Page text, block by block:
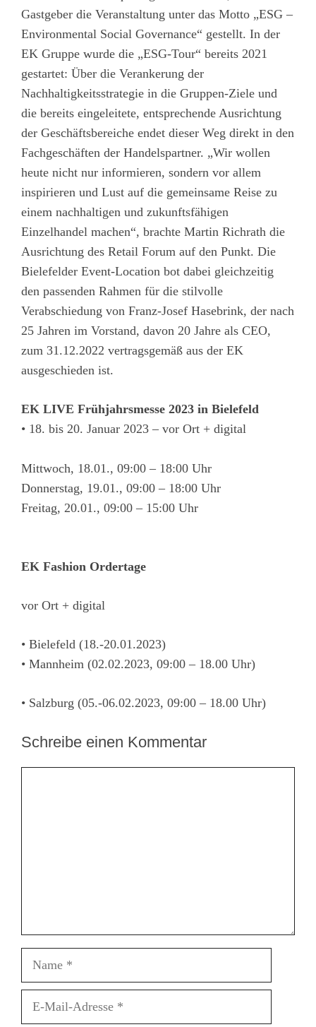
Gastgeber die Veranstaltung unter das Motto „ESG –
Environmental Social Governance“ gestellt. In der
EK Gruppe wurde die „ESG-Tour“ bereits 2021
gestartet: Über die Verankerung der
Nachhaltigkeitsstrategie in die Gruppen-Ziele und
die bereits eingeleitete, entsprechende Ausrichtung
der Geschäftsbereiche endet dieser Weg direkt in den
Fachgeschäften der Handelspartner. „Wir wollen
heute nicht nur informieren, sondern vor allem
inspirieren und Lust auf die gemeinsame Reise zu
einem nachhaltigen und zukunftsfähigen
Einzelhandel machen“, brachte Martin Richrath die
Ausrichtung des Retail Forum auf den Punkt. Die
Bielefelder Event-Location bot dabei gleichzeitig
den passenden Rahmen für die stilvolle
Verabschiedung von Franz-Josef Hasebrink, der nach
25 Jahren im Vorstand, davon 20 Jahre als CEO,
zum 31.12.2022 vertragsgemäß aus der EK
ausgeschieden ist.
EK LIVE Frühjahrsmesse 2023 in Bielefeld
• 18. bis 20. Januar 2023 – vor Ort + digital
Mittwoch, 18.01., 09:00 – 18:00 Uhr
Donnerstag, 19.01., 09:00 – 18:00 Uhr
Freitag, 20.01., 09:00 – 15:00 Uhr
EK Fashion Ordertage
vor Ort + digital
• Bielefeld (18.-20.01.2023)
• Mannheim (02.02.2023, 09:00 – 18.00 Uhr)
• Salzburg (05.-06.02.2023, 09:00 – 18.00 Uhr)
Schreibe einen Kommentar
Name